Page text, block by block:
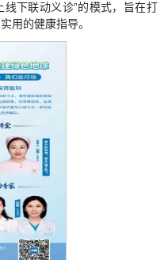
下联动义诊”的模式，旨在打
用的健康指导。